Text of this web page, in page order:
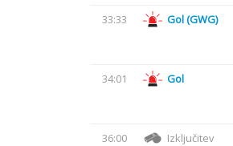
33:33
Gol (GWG)
34:01
Gol
36:00
Izključitev